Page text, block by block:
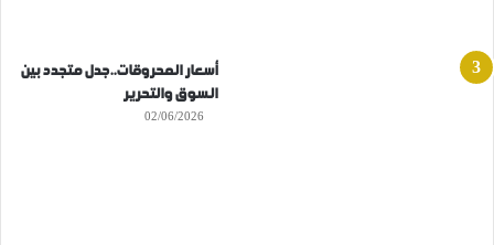
أسعار المحروقات..جدل متجدد بين
السوق والتحرير
02/06/2026